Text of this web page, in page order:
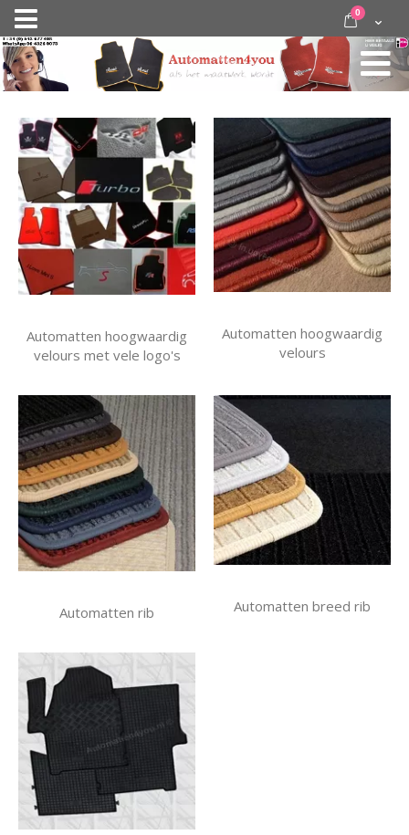
Nav
activeren
door
inhoud
Cart
0 items
Automatten hoogwaardig
velours met vele logo's
Automatten hoogwaardig
velours
Automatten rib Automatten breed rib